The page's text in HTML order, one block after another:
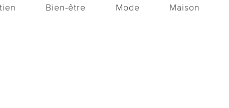
Bien-être Mode Maison